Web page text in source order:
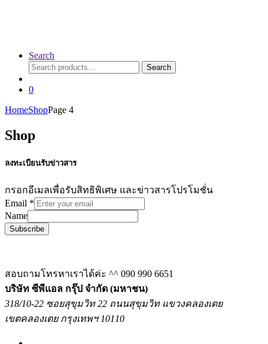
Search
Search
for:
Search
0
HomeShopPage 4
Shop
ลงทะเบียนรับข่าวสาร
กรอกอีเมลเพื่อรับสิทธิพิเศษ และข่าวสารโปรโมชั่น
Email *
Name
Subscribe
สอบถามโทรหาเราได้ค่ะ ^^ 090 990 6651
บริษัท ซีพีแอล กรุ๊ป จำกัด (มหาชน)
318/10-22 ซอยสุขุมวิท 22 ถนนสุขุมวิท แขวงคลองเตย
เขตคลองเตย กรุงเทพฯ 10110